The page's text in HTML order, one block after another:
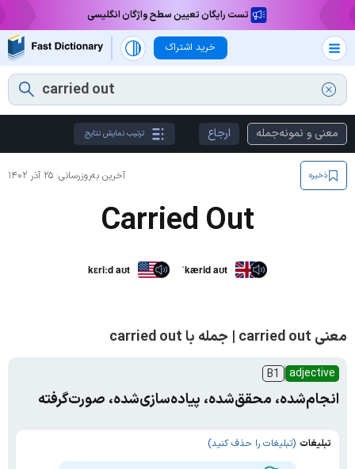
تست رایگان تعیین سطح واژگان انگلیسی
خرید اشتراک
معنی و نمونه‌جمله ارجاع ترتیب نمایش نتایج
آخرین به‌روزرسانی: ۲۵ آذر ۱۴۰۲ ذخیره
Carried Out
kɛriːd aʊt ˈkærid aʊt
معنی carried out | جمله با carried out
adjective
B1
انجام‌شده، محقق‌شده، پیاده‌سازی‌شده، صورت‌گرفته
تبلیغات (تبلیغات را حذف کنید)